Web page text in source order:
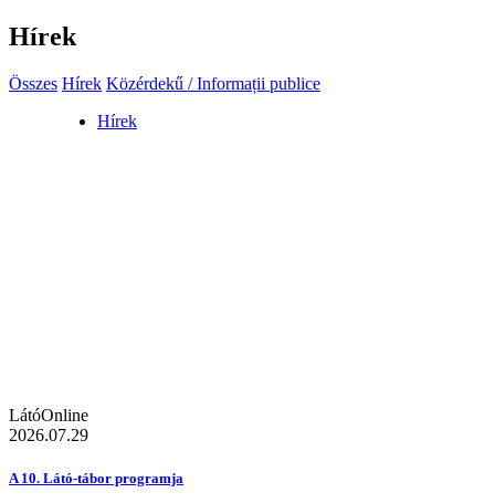
Hírek
Összes Hírek Közérdekű / Informații publice
Hírek
LátóOnline
2026.07.29
A 10. Látó-tábor programja